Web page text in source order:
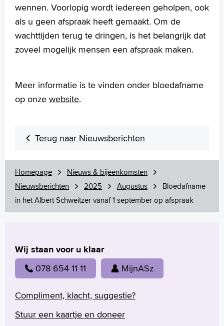
wennen. Voorlopig wordt iedereen geholpen, ook
als u geen afspraak heeft gemaakt. Om de
wachttijden terug te dringen, is het belangrijk dat
zoveel mogelijk mensen een afspraak maken.
Meer informatie is te vinden onder bloedafname
op onze website.
Terug naar Nieuwsberichten
Homepage
Nieuws & bijeenkomsten
Nieuwsberichten
2025 Augustus
Bloedafname
in het Albert Schweitzer vanaf 1 september op afspraak
Wij staan voor u klaar
078 654 11 11 MijnASz
Compliment, klacht, suggestie?
Stuur een kaartje en doneer